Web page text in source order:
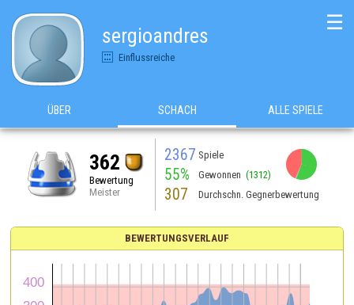
sergioandres
Einflussreiche
☰
ÜBER SCHACH ALLE SPIELE
362
Bewertung
Meister
2367 Spiele
55% Gewonnen (1312)
307 Durchschn. Gegnerbewertung
BEWERTUNGSVERLAUF